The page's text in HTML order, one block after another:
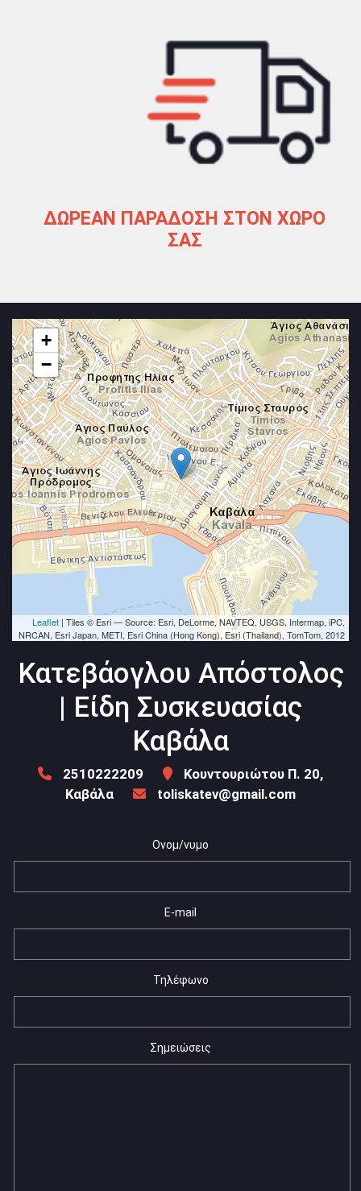
ΔΩΡΕΑΝ ΠΑΡΑΔΟΣΗ ΣΤΟΝ ΧΩΡΟ
ΣΑΣ
+
−
Leaflet | Tiles © Esri — Source: Esri, DeLorme, NAVTEQ, USGS, Intermap, iPC,
NRCAN, Esri Japan, METI, Esri China (Hong Kong), Esri (Thailand), TomTom, 2012
Ονομ/νυμο
E-mail
Τηλέφωνο
Σημειώσεις
Κατεβάογλου Απόστολος
| Είδη Συσκευασίας
Καβάλα
2510222209
Κουντουριώτου Π. 20,
Καβάλα
toliskatev@gmail.com